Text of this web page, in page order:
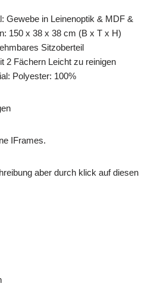
Gewebe in Leinenoptik & MDF &
150 x 38 x 38 cm (B x T x H)
Sitzoberteil
2 Fächern Leicht zu reinigen
Polyester: 100%
IFrames.
aber durch klick auf diesen